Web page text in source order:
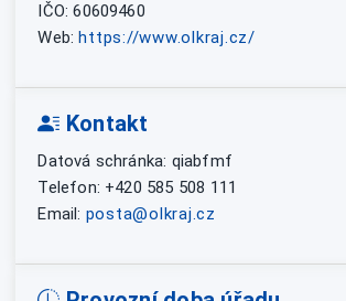
IČO: 60609460
Web: https://www.olkraj.cz/
Kontakt
Datová schránka: qiabfmf
Telefon: +420 585 508 111
Email: posta@olkraj.cz